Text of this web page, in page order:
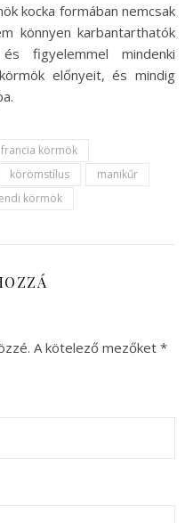
kocka formában nemcsak
könnyen karbantarthatók
figyelemmel mindenki
előnyeit, és mindig
francia körmök
körömstílus
manikűr
körmök
A kötelező mezőket *